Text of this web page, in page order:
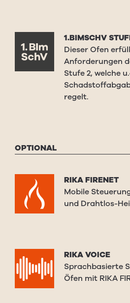
1.BIMSCHV
Dieser Ofen
Anforderungen
Stufe 2, welche
regelt.
OPTIONAL
RIKA FIRENET
Mobile
und Drahtlos-
RIKA VOICE
Sprachbasierte
Öfen mit RIKA